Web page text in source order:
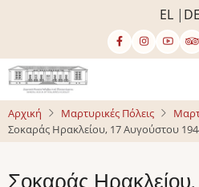
κυρίως
περιεχόμενο
EL DE
Αρχική Μαρτυρικές Πόλεις
Σοκαράς Ηρακλείου, 17 Αυγούστου
Σοκαράς